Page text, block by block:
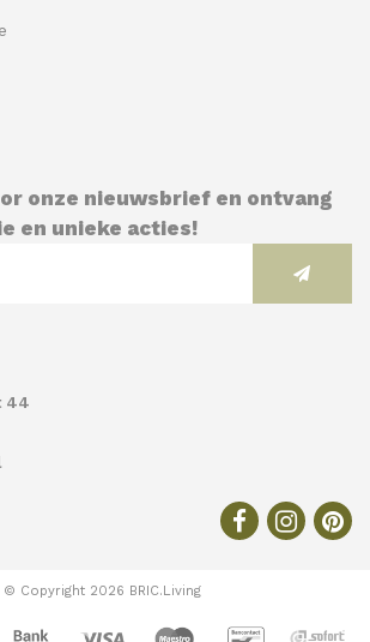
onze nieuwsbrief en ontvang
en unieke acties!
44
© Copyright 2026 BRIC.Living